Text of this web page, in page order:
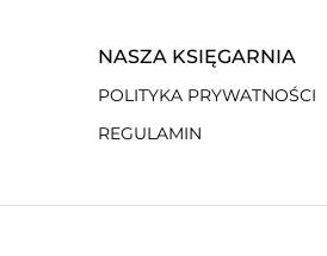
NASZA KSIĘGARNIA
POLITYKA PRYWATNOŚCI
REGULAMIN